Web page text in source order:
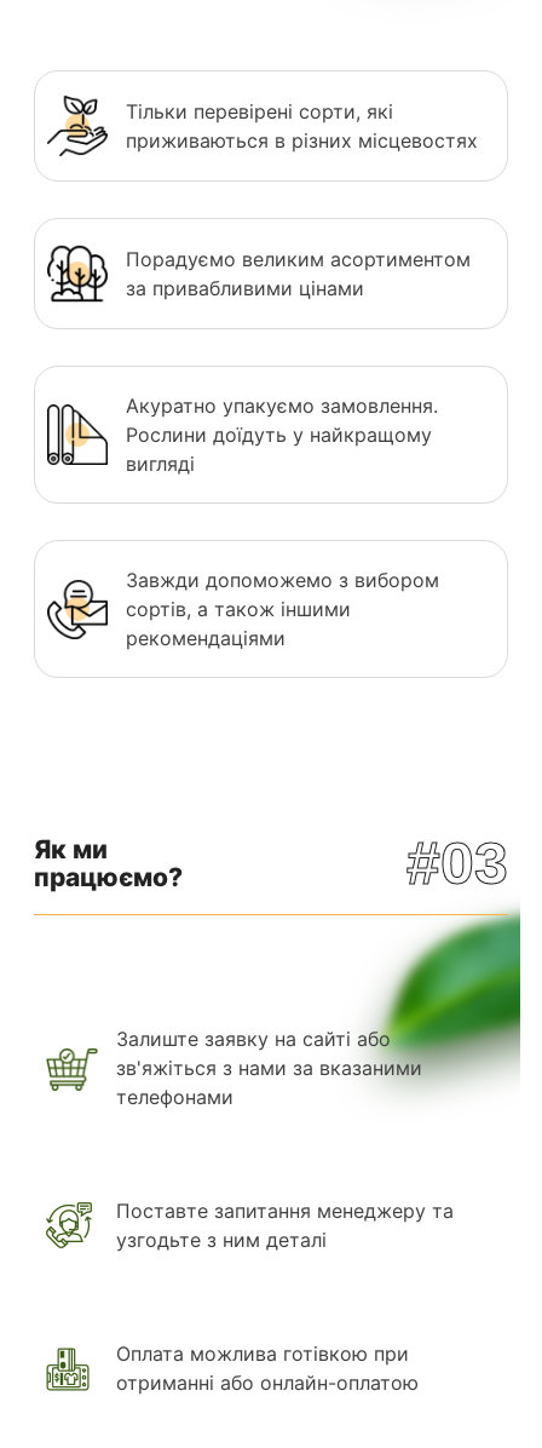
Тільки перевірені сорти, які
приживаються в різних місцевостях
Порадуємо великим асортиментом
за привабливими цінами
Акуратно упакуємо замовлення.
Рослини доїдуть у найкращому
вигляді
Завжди допоможемо з вибором
сортів, а також іншими
рекомендаціями
Як ми
працюємо?
#03
Залиште заявку на сайті або
зв'яжіться з нами за вказаними
телефонами
Поставте запитання менеджеру та
узгодьте з ним деталі
Оплата можлива готівкою при
отриманні або онлайн-оплатою